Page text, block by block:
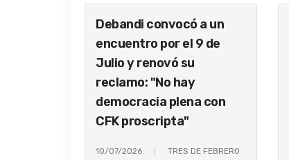
Debandi convocó a un
encuentro por el 9 de
Julio y renovó su
reclamo: "No hay
democracia plena con
CFK proscripta"
10/07/2026 TRES DE FEBRERO